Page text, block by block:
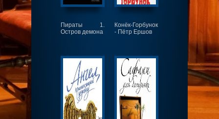
Пираты 1.
Остров демона
Конёк-Горбунок
- Пётр Ершов